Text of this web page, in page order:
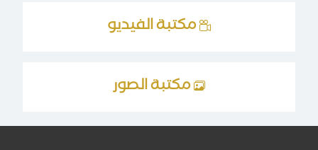
مكتبة الفيديو
مكتبة الصور